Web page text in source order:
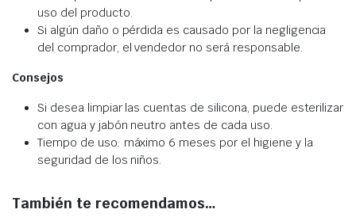
uso del producto.
Si algún daño o pérdida es causado por la negligencia
del comprador, el vendedor no será responsable.
Consejos
Si desea limpiar las cuentas de silicona, puede esterilizar
con agua y jabón neutro antes de cada uso.
Tiempo de uso: máximo 6 meses por el higiene y la
seguridad de los niños.
También te recomendamos…